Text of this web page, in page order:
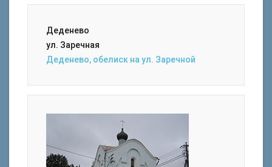
Деденево
ул. Заречная
Деденево, обелиск на ул. Заречной